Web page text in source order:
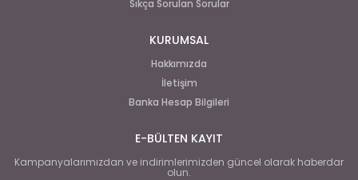
Sıkça Sorulan Sorular
KURUMSAL
Hakkımızda
İletişim
Banka Hesap Bilgileri
E-BÜLTEN KAYIT
Kampanyalarımızdan ve indirimlerimizden güncel olarak haberdar
olun.